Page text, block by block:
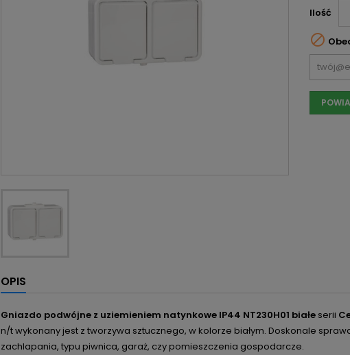
Ilość

OPIS
Gniazdo podwójne z uziemieniem natynkowe IP44 NT230H01 białe serii
n/t wykonany jest z tworzywa sztucznego, w kolorze białym. Doskonale
zachlapania, typu piwnica, garaż, czy pomieszczenia gospodarcze.